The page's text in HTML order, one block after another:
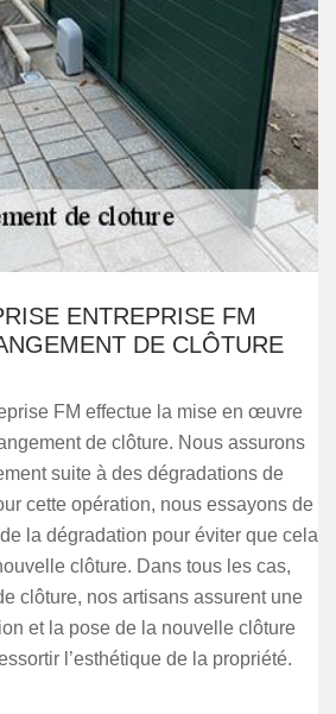
ENTREPRISE FM
DE CLÔTURE
FM effectue la mise en œuvre
de clôture. Nous assurons
suite à des dégradations de
cette opération, nous essayons de
la dégradation pour éviter que cela
clôture. Dans tous les cas,
clôture, nos artisans assurent une
et la pose de la nouvelle clôture
l’esthétique de la propriété.